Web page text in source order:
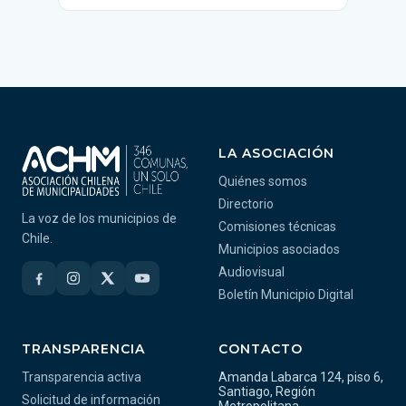
La voz de los municipios de
Chile.
LA ASOCIACIÓN
Quiénes somos
Directorio
Comisiones técnicas
Municipios asociados
Audiovisual
Boletín Municipio Digital
TRANSPARENCIA
Transparencia activa
Solicitud de información
CONTACTO
Amanda Labarca 124, piso 6,
Santiago, Región